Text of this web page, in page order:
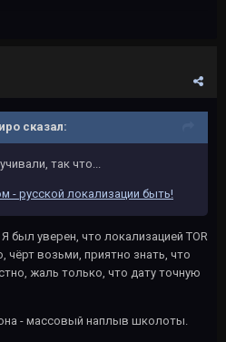
сказал:
так что...
- русской локализации быть!
был уверен, что локализацией TOR
чёрт возьми, приятно знать, что
жаль только, что дату точную
- массовый наплыв школоты.